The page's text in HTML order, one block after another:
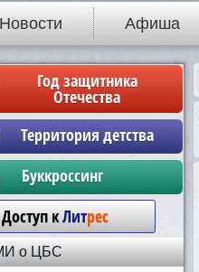
Новости Афиша
Год защитника
Отечества
Территория детства
Бyккpoccинг
кЛитрес
о ЦБС